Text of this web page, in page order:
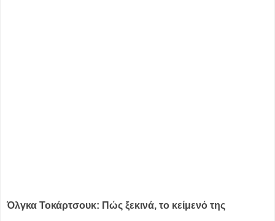
Όλγκα Τοκάρτσουκ: Πώς ξεκινά, το κείμενό της